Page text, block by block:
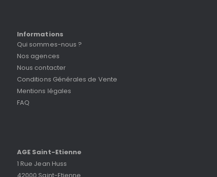
Informations
Qui sommes-nous ?
Nos agences
Nous contacter
Conditions Générales de Vente
Mentions légales
FAQ
AGE Saint-Etienne
1 Rue Jean Huss